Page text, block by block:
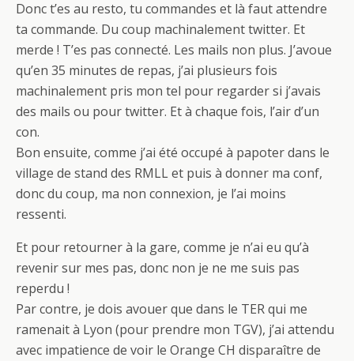
Donc t’es au resto, tu commandes et là faut attendre
ta commande. Du coup machinalement twitter. Et
merde ! T’es pas connecté. Les mails non plus. J’avoue
qu’en 35 minutes de repas, j’ai plusieurs fois
machinalement pris mon tel pour regarder si j’avais
des mails ou pour twitter. Et à chaque fois, l’air d’un
con.
Bon ensuite, comme j’ai été occupé à papoter dans le
village de stand des RMLL et puis à donner ma conf,
donc du coup, ma non connexion, je l’ai moins
ressenti.
Et pour retourner à la gare, comme je n’ai eu qu’à
revenir sur mes pas, donc non je ne me suis pas
reperdu !
Par contre, je dois avouer que dans le TER qui me
ramenait à Lyon (pour prendre mon TGV), j’ai attendu
avec impatience de voir le Orange CH disparaître de